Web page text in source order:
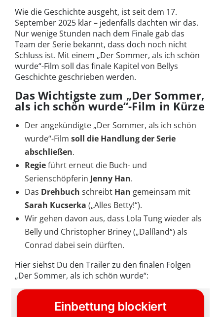
Wie die Geschichte ausgeht, ist seit dem 17.
September 2025 klar – jedenfalls dachten wir das.
Nur wenige Stunden nach dem Finale gab das
Team der Serie bekannt, dass doch noch nicht
Schluss ist. Mit einem „Der Sommer, als ich schön
wurde“-Film soll das finale Kapitel von Bellys
Geschichte geschrieben werden.
Das Wichtigste zum „Der Sommer,
als ich schön wurde“-Film in Kürze
Der angekündigte „Der Sommer, als ich schön
wurde“-Film soll die Handlung der Serie
abschließen.
Regieführt erneut die Buch- und
Serienschöpferin Jenny Han.
Das Drehbuch schreibt Han gemeinsam mit
Sarah Kucserka („Alles Betty!“).
Wir gehen davon aus, dass Lola Tung wieder als
Belly und Christopher Briney („Dalíland“) als
Conrad dabei sein dürften.
Hier siehst Du den Trailer zu den finalen Folgen
„Der Sommer, als ich schön wurde“: